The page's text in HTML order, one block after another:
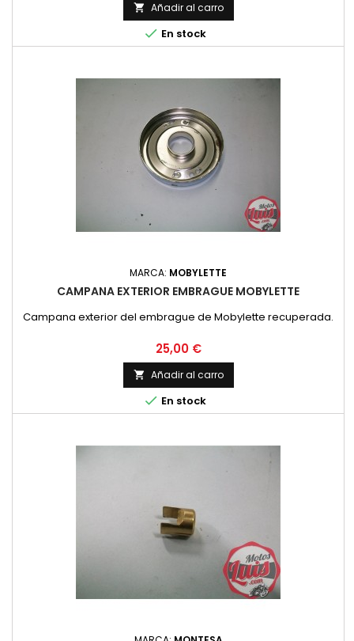
 Añadir al carro
 En stock
MARCA: MOBYLETTE
CAMPANA EXTERIOR EMBRAGUE MOBYLETTE
Campana exterior del embrague de Mobylette recuperada.
Precio
25,00 €
 Añadir al carro
 En stock